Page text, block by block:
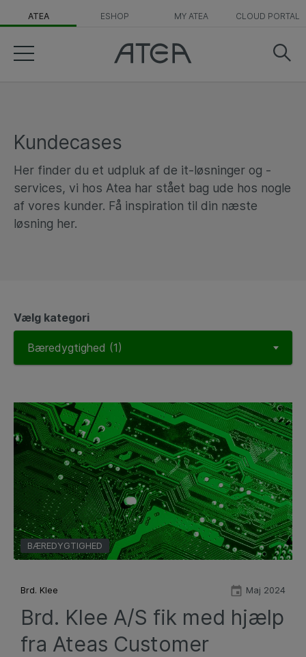
ATEA ESHOP MY ATEA CLOUD PORTAL
Kundecases
Her finder du et udpluk af de it-løsninger og -
services, vi hos Atea har stået bag ude hos nogle
af vores kunder. Få inspiration til din næste
løsning her.
Vælg kategori
BÆREDYGTIGHED
Brd. Klee Maj 2024
Brd. Klee A/S fik med hjælp
fra Ateas Customer